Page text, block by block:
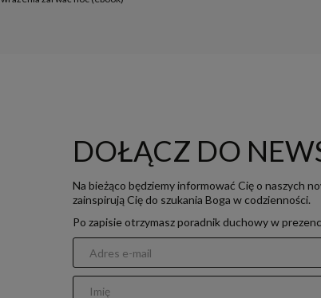
DOŁĄCZ DO
Na bieżąco będziemy informować Cię o naszych
zainspirują Cię do szukania Boga w codzienności.
Po zapisie otrzymasz poradnik duchowy w